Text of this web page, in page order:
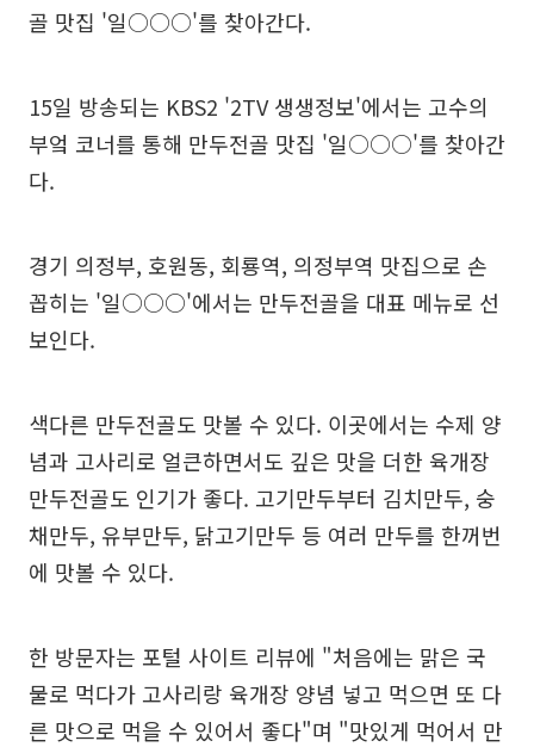
골 맛집 '일○○○'를 찾아간다.
15일 방송되는 KBS2 '2TV 생생정보'에서는 고수의
부엌 코너를 통해 만두전골 맛집 '일○○○'를 찾아간
다.
경기 의정부, 호원동, 회룡역, 의정부역 맛집으로 손
꼽히는 '일○○○'에서는 만두전골을 대표 메뉴로 선
보인다.
색다른 만두전골도 맛볼 수 있다. 이곳에서는 수제 양
념과 고사리로 얼큰하면서도 깊은 맛을 더한 육개장
만두전골도 인기가 좋다. 고기만두부터 김치만두, 숭
채만두, 유부만두, 닭고기만두 등 여러 만두를 한꺼번
에 맛볼 수 있다.
한 방문자는 포털 사이트 리뷰에 "처음에는 맑은 국
물로 먹다가 고사리랑 육개장 양념 넣고 먹으면 또 다
른 맛으로 먹을 수 있어서 좋다"며 "맛있게 먹어서 만